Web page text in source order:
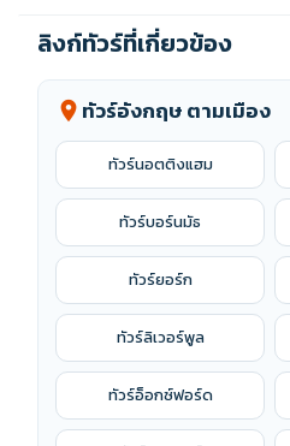
ทัวร์อังกฤษ ลอนดอน เที่ยวเมือ
มหัศจรรย์สโตนเฮ้นจ์ ตามรอ
ล่องเรือแม่น้ำเทมส์ (อิสระ 1 วัน)
รหัสทัวร์
TVZ10750
7 วัน 5
hotel_classโรงแรม 3 ดาว restaurantอาหาร 11 มื้อ
ไฮไลท์:สโตนเฮ้นจ์ หมู่บ้านไบบิวรี่